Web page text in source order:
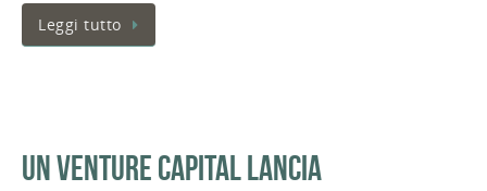
Leggi tutto
Un Venture Capital lancia